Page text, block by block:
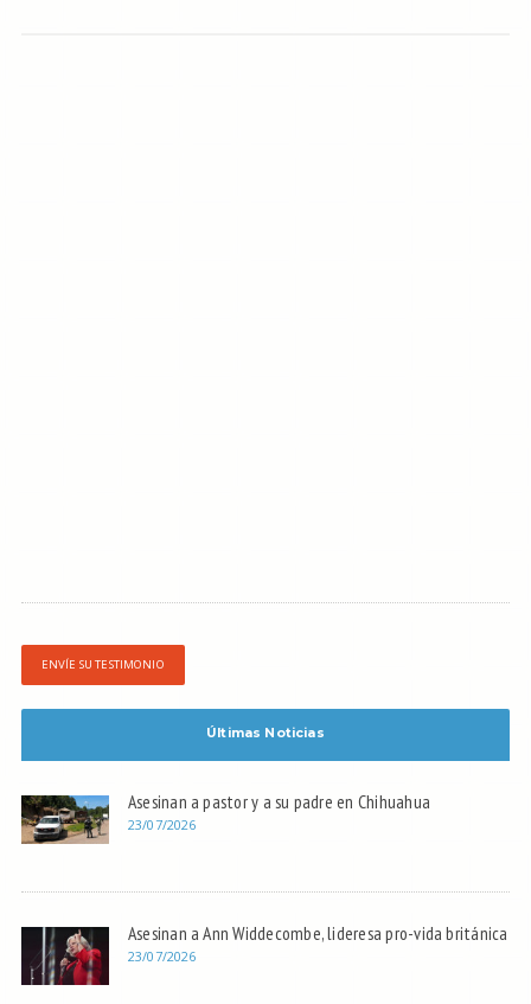
ENVÍE SU TESTIMONIO
Últimas Noticias
Asesinan a pastor y a su padre en Chihuahua
23/07/2026
Asesinan a Ann Widdecombe, lideresa pro-vida británica
23/07/2026